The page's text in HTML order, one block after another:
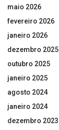
maio 2026
fevereiro 2026
janeiro 2026
dezembro 2025
outubro 2025
janeiro 2025
agosto 2024
janeiro 2024
dezembro 2023